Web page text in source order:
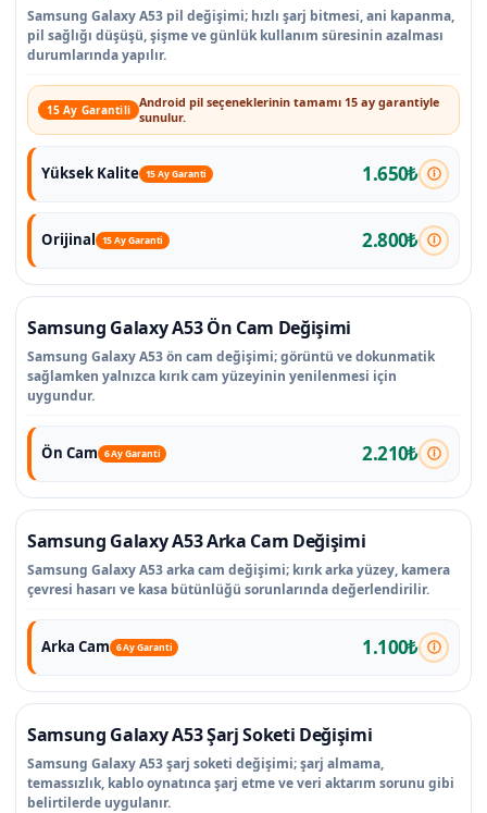
Samsung Galaxy A53 pil değişimi; hızlı şarj bitmesi, ani kapanma,
pil sağlığı düşüşü, şişme ve günlük kullanım süresinin azalması
durumlarında yapılır.
15 Ay Garantili Android pil seçeneklerinin tamamı 15 ay garantiyle
sunulur.
Yüksek Kalite 15 Ay Garanti 1.650₺
Orijinal 15 Ay Garanti 2.800₺
Samsung Galaxy A53 Ön Cam Değişimi
Samsung Galaxy A53 ön cam değişimi; görüntü ve dokunmatik
sağlamken yalnızca kırık cam yüzeyinin yenilenmesi için
uygundur.
Ön Cam 6 Ay Garanti 2.210₺
Samsung Galaxy A53 Arka Cam Değişimi
Samsung Galaxy A53 arka cam değişimi; kırık arka yüzey, kamera
çevresi hasarı ve kasa bütünlüğü sorunlarında değerlendirilir.
Arka Cam 6 Ay Garanti 1.100₺
Samsung Galaxy A53 Şarj Soketi Değişimi
Samsung Galaxy A53 şarj soketi değişimi; şarj almama,
temassızlık, kablo oynatınca şarj etme ve veri aktarım sorunu gibi
belirtilerde uygulanır.